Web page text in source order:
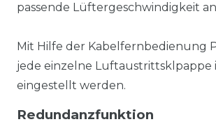
passende Lüftergeschwindigkeit
Mit Hilfe der Kabelfernbedienung
jede einzelne Luftaustrittsklpappe
eingestellt werden.
Redundanzfunktion